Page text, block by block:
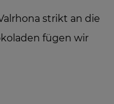
strikt an die
fügen wir